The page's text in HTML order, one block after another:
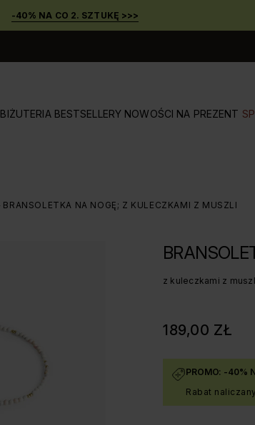
-40% NA CO 2. SZTUKĘ >>>
BIŻUTERIA BESTSELLERY NOWOŚCI NA PREZENT
BRANSOLETKA NA NOGĘ; Z KULECZKAMI Z MUSZLI
z kuleczkami z
189,00 ZŁ
PROMO: -40%
Rabat